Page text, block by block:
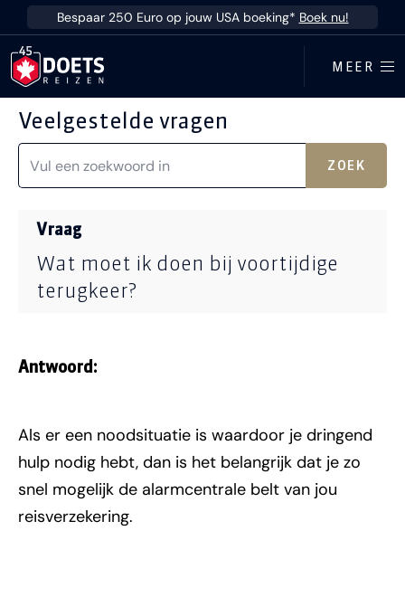
Ga direct naar inhoud
Bespaar 250 Euro op jouw USA boeking* Boek nu!
MEER
Veelgestelde vragen
ZOEK
Vraag
Wat moet ik doen bij voortijdige
terugkeer?
Antwoord:
Als er een noodsituatie is waardoor je dringend
hulp nodig hebt, dan is het belangrijk dat je zo
snel mogelijk de alarmcentrale belt van jou
reisverzekering.